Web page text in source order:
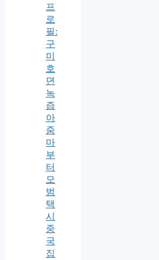
프
로
필:
구
미
호
뎐
녹
즙
아
줌
마
부
터
모
범
택
시
중
국
집